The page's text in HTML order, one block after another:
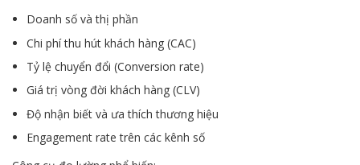
Doanh số và thị phần
Chi phí thu hút khách hàng (CAC)
Tỷ lệ chuyển đổi (Conversion rate)
Giá trị vòng đời khách hàng (CLV)
Độ nhận biết và ưa thích thương hiệu
Engagement rate trên các kênh số